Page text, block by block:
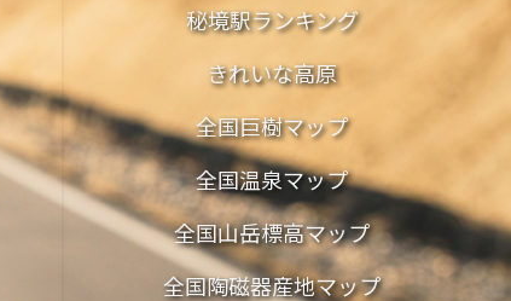
秘境駅ランキング
きれいな高原
全国巨樹マップ
全国温泉マップ
全国山岳標高マップ
全国陶磁器産地マップ